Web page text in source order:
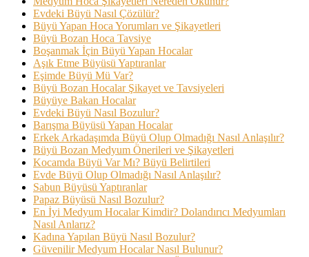
Evdeki Büyü Nasıl Çözülür?
Büyü Yapan Hoca Yorumları ve Şikayetleri
Büyü Bozan Hoca Tavsiye
Boşanmak İçin Büyü Yapan Hocalar
Aşık Etme Büyüsü Yaptıranlar
Eşimde Büyü Mü Var?
Büyü Bozan Hocalar Şikayet ve Tavsiyeleri
Büyüye Bakan Hocalar
Evdeki Büyü Nasıl Bozulur?
Barışma Büyüsü Yapan Hocalar
Erkek Arkadaşımda Büyü Olup Olmadığı Nasıl Anlaşılır?
Büyü Bozan Medyum Önerileri ve Şikayetleri
Kocamda Büyü Var Mı? Büyü Belirtileri
Evde Büyü Olup Olmadığı Nasıl Anlaşılır?
Sabun Büyüsü Yaptıranlar
Papaz Büyüsü Nasıl Bozulur?
En İyi Medyum Hocalar Kimdir? Dolandırıcı Medyumları
Nasıl Anlarız?
Kadına Yapılan Büyü Nasıl Bozulur?
Güvenilir Medyum Hocalar Nasıl Bulunur?